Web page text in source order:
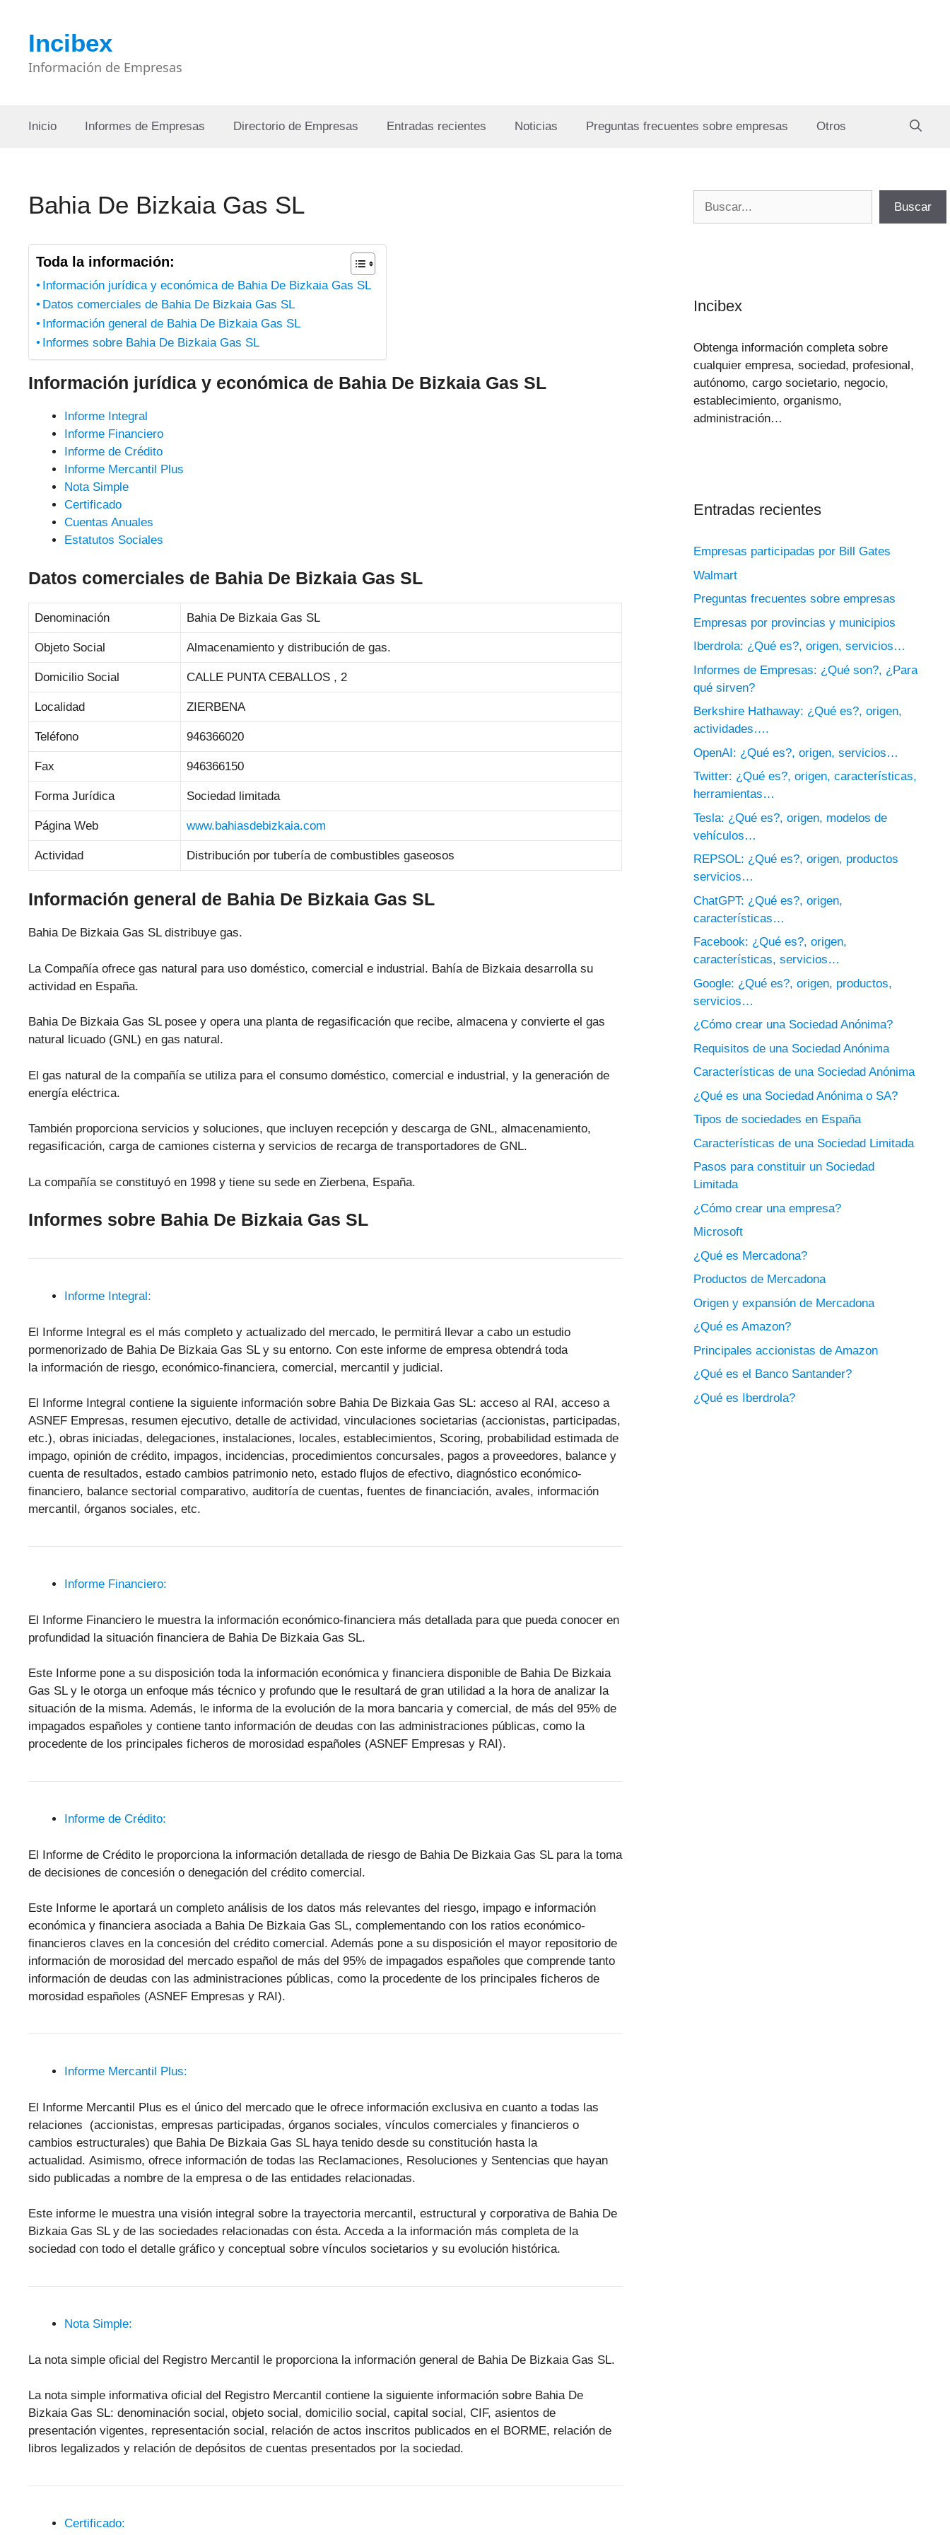
contenidoIncibex
Información de Empresas
Inicio Informes de Empresas Directorio de Empresas Entradas recientes Noticias Preguntas frecuentes sobre empresas Otros
Bahia De Bizkaia Gas SL
Toda la información:
Información jurídica y económica de Bahia De Bizkaia Gas SL
Datos comerciales de Bahia De Bizkaia Gas SL
Información general de Bahia De Bizkaia Gas SL
Informes sobre Bahia De Bizkaia Gas SL
Información jurídica y económica de Bahia De Bizkaia Gas SL
Informe Integral
Informe Financiero
Informe de Crédito
Informe Mercantil Plus
Nota Simple
Certificado
Cuentas Anuales
Estatutos Sociales
Datos comerciales de Bahia De Bizkaia Gas SL
Denominación Bahia De Bizkaia Gas SL
Objeto Social Almacenamiento y distribución de gas.
Domicilio Social CALLE PUNTA CEBALLOS , 2
Localidad ZIERBENA
Teléfono 946366020
Fax 946366150
Forma Jurídica Sociedad limitada
Página Web www.bahiasdebizkaia.com
Actividad Distribución por tubería de combustibles gaseosos
Información general de Bahia De Bizkaia Gas SL
Bahia De Bizkaia Gas SL distribuye gas.
La Compañía ofrece gas natural para uso doméstico, comercial e industrial. Bahía de Bizkaia desarrolla su
actividad en España.
Bahia De Bizkaia Gas SL posee y opera una planta de regasificación que recibe, almacena y convierte el gas
natural licuado (GNL) en gas natural.
El gas natural de la compañía se utiliza para el consumo doméstico, comercial e industrial, y la generación de
energía eléctrica.
También proporciona servicios y soluciones, que incluyen recepción y descarga de GNL, almacenamiento,
regasificación, carga de camiones cisterna y servicios de recarga de transportadores de GNL.
La compañía se constituyó en 1998 y tiene su sede en Zierbena, España.
Informes sobre Bahia De Bizkaia Gas SL
Informe Integral:
El Informe Integral es el más completo y actualizado del mercado, le permitirá llevar a cabo un estudio
pormenorizado de Bahia De Bizkaia Gas SL y su entorno. Con este informe de empresa obtendrá toda
la información de riesgo, económico-financiera, comercial, mercantil y judicial.
El Informe Integral contiene la siguiente información sobre Bahia De Bizkaia Gas SL: acceso al RAI, acceso a
ASNEF Empresas, resumen ejecutivo, detalle de actividad, vinculaciones societarias (accionistas, participadas,
etc.), obras iniciadas, delegaciones, instalaciones, locales, establecimientos, Scoring, probabilidad estimada de
impago, opinión de crédito, impagos, incidencias, procedimientos concursales, pagos a proveedores, balance y
cuenta de resultados, estado cambios patrimonio neto, estado flujos de efectivo, diagnóstico económico-
financiero, balance sectorial comparativo, auditoría de cuentas, fuentes de financiación, avales, información
mercantil, órganos sociales, etc.
Informe Financiero:
El Informe Financiero le muestra la información económico-financiera más detallada para que pueda conocer en
profundidad la situación financiera de Bahia De Bizkaia Gas SL.
Este Informe pone a su disposición toda la información económica y financiera disponible de Bahia De Bizkaia
Gas SL y le otorga un enfoque más técnico y profundo que le resultará de gran utilidad a la hora de analizar la
situación de la misma. Además, le informa de la evolución de la mora bancaria y comercial, de más del 95% de
impagados españoles y contiene tanto información de deudas con las administraciones públicas, como la
procedente de los principales ficheros de morosidad españoles (ASNEF Empresas y RAI).
Informe de Crédito:
El Informe de Crédito le proporciona la información detallada de riesgo de Bahia De Bizkaia Gas SL para la toma
de decisiones de concesión o denegación del crédito comercial.
Este Informe le aportará un completo análisis de los datos más relevantes del riesgo, impago e información
económica y financiera asociada a Bahia De Bizkaia Gas SL, complementando con los ratios económico-
financieros claves en la concesión del crédito comercial. Además pone a su disposición el mayor repositorio de
información de morosidad del mercado español de más del 95% de impagados españoles que comprende tanto
información de deudas con las administraciones públicas, como la procedente de los principales ficheros de
morosidad españoles (ASNEF Empresas y RAI).
Informe Mercantil Plus:
El Informe Mercantil Plus es el único del mercado que le ofrece información exclusiva en cuanto a todas las
relaciones (accionistas, empresas participadas, órganos sociales, vínculos comerciales y financieros o
cambios estructurales) que Bahia De Bizkaia Gas SL haya tenido desde su constitución hasta la
actualidad. Asimismo, ofrece información de todas las Reclamaciones, Resoluciones y Sentencias que hayan
sido publicadas a nombre de la empresa o de las entidades relacionadas.
Este informe le muestra una visión integral sobre la trayectoria mercantil, estructural y corporativa de Bahia De
Bizkaia Gas SL y de las sociedades relacionadas con ésta. Acceda a la información más completa de la
sociedad con todo el detalle gráfico y conceptual sobre vínculos societarios y su evolución histórica.
Nota Simple:
La nota simple oficial del Registro Mercantil le proporciona la información general de Bahia De Bizkaia Gas SL.
La nota simple informativa oficial del Registro Mercantil contiene la siguiente información sobre Bahia De
Bizkaia Gas SL: denominación social, objeto social, domicilio social, capital social, CIF, asientos de
presentación vigentes, representación social, relación de actos inscritos publicados en el BORME, relación de
libros legalizados y relación de depósitos de cuentas presentados por la sociedad.
Certificado:
Buscar
Incibex
Obtenga información completa sobre
cualquier empresa, sociedad, profesional,
autónomo, cargo societario, negocio,
establecimiento, organismo,
administración…
Entradas recientes
Empresas participadas por Bill Gates
Walmart
Preguntas frecuentes sobre empresas
Empresas por provincias y municipios
Iberdrola: ¿Qué es?, origen, servicios…
Informes de Empresas: ¿Qué son?, ¿Para
qué sirven?
Berkshire Hathaway: ¿Qué es?, origen,
actividades….
OpenAI: ¿Qué es?, origen, servicios…
Twitter: ¿Qué es?, origen, características,
herramientas…
Tesla: ¿Qué es?, origen, modelos de
vehículos…
REPSOL: ¿Qué es?, origen, productos
servicios…
ChatGPT: ¿Qué es?, origen,
características…
Facebook: ¿Qué es?, origen,
características, servicios…
Google: ¿Qué es?, origen, productos,
servicios…
¿Cómo crear una Sociedad Anónima?
Requisitos de una Sociedad Anónima
Características de una Sociedad Anónima
¿Qué es una Sociedad Anónima o SA?
Tipos de sociedades en España
Características de una Sociedad Limitada
Pasos para constituir un Sociedad
Limitada
¿Cómo crear una empresa?
Microsoft
¿Qué es Mercadona?
Productos de Mercadona
Origen y expansión de Mercadona
¿Qué es Amazon?
Principales accionistas de Amazon
¿Qué es el Banco Santander?
¿Qué es Iberdrola?